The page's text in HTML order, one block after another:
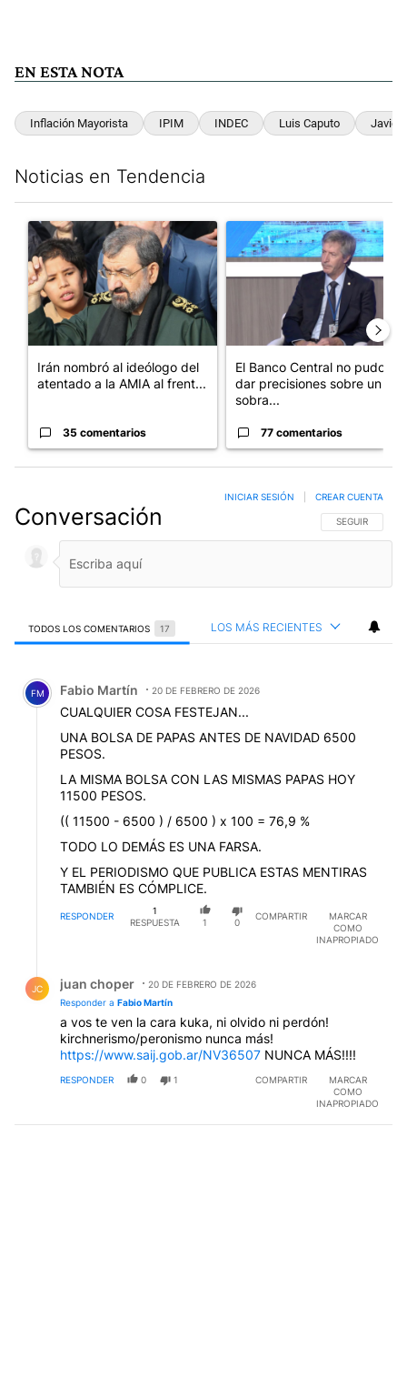
EN ESTA NOTA
Inflación Mayorista IPIM INDEC Luis Caputo Javier
Noticias en Tendencia
Un artículo de tendencia con el título "Irán nombró al ideólogo
Irán nombró al ideólogo del
atentado a la AMIA al frent...
35 comentarios
Un artículo de tendencia
El Banco Central no pudo
dar precisiones sobre un
sobra...
77 comentarios
Conversación SIGA ESTA
SEGUIR
INICIAR SESIÓN CREAR CUENTA
TODOS LOS COMENTARIOS 17 LOS MÁS RECIENTES
Comentario de Fabio Martín.
FM Fabio Martín 20 DE FEBRERO DE 2026
CUALQUIER COSA FESTEJAN...
UNA BOLSA DE PAPAS ANTES DE NAVIDAD 6500
PESOS.
LA MISMA BOLSA CON LAS MISMAS PAPAS HOY
11500 PESOS.
(( 11500 - 6500 ) / 6500 ) x 100 = 76,9 %
TODO LO DEMÁS ES UNA FARSA.
Y EL PERIODISMO QUE PUBLICA ESTAS MENTIRAS
TAMBIÉN ES CÓMPLICE.
RESPONDER
1
RESPUESTA
1 0
COMPARTIR
MARCAR
COMO
INAPROPIADO
JC juan choper
20 DE FEBRERO DE 2026
Responder a Fabio Martín
a vos te ven la cara kuka, ni olvido ni perdón!
kirchnerismo/peronismo nunca más!
https://www.saij.gob.ar/NV36507 NUNCA MÁS!!!!
RESPONDER 0 1 COMPARTIR
MARCAR
COMO
INAPROPIADO